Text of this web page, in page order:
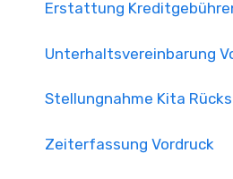
Erstattung
Unterhaltsvereinbarung
Stellungnahme Kita
Zeiterfassung Vordruck